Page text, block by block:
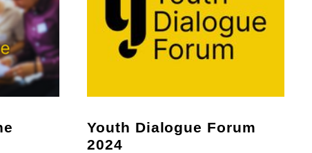
Youth Dialogue Forum
2024